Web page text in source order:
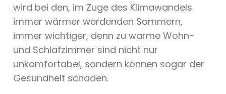
wird bei den, im Zuge des Klimawandels
immer wärmer werdenden Sommern,
immer wichtiger, denn zu warme Wohn-
und Schlafzimmer sind nicht nur
unkomfortabel, sondern können sogar der
Gesundheit schaden.